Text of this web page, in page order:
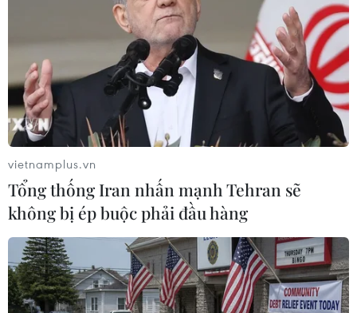
Hà Nội: Phạt tù nhóm côn đồ nổ súng bắn
người tại Cầu Giấy
vietnamplus.vn
Tổng thống Iran nhấn mạnh Tehran sẽ
không bị ép buộc phải đầu hàng